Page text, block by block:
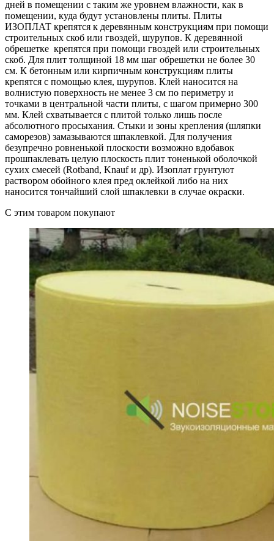
дней в помещении с таким же уровнем влажности, как в
помещении, куда будут установлены плиты. Плиты
ИЗОПЛАТ крепятся к деревянным конструкциям при помощи
строительных скоб или гвоздей, шурупов. К деревянной
обрешетке крепятся при помощи гвоздей или строительных
скоб. Для плит толщиной 18 мм шаг обрешетки не более 30
см. К бетонным или кирпичным конструкциям плиты
крепятся с помощью клея, шурупов. Клей наносится на
волнистую поверхность не менее 3 см по периметру и
точками в центральной части плиты, с шагом примерно 300
мм. Клей схватывается с плитой только лишь после
абсолютного просыхания. Стыки и зоны крепления (шляпки
саморезов) замазываются шпаклевкой. Для получения
безупречно ровненькой плоскости возможно вдобавок
прошпаклевать целую плоскость плит тоненькой оболочкой
сухих смесей (Rotband, Knauf и др). Изоплат грунтуют
раствором обойного клея пред оклейкой либо на них
наносится тончайший слой шпаклевки в случае окраски.
C этим товаром покупают